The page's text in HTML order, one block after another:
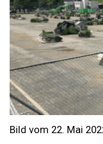
Bild vom 22. Mai